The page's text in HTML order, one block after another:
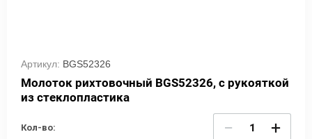
Артикул: BGS52326
Молоток рихтовочный BGS52326, с рукояткой
из стеклопластика
Кол-во: − +